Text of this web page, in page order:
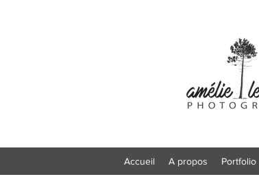
Accueil A propos Portfolio